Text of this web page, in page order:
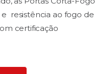
resistência ao fogo de
certificação